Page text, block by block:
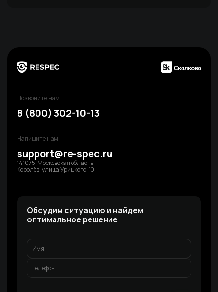
Обсудим ситуацию и найдем
оптимальное решение
Позвоните нам
8 (800) 302-10-13
Напишите нам
support@re-spec.ru
141075, Московская область,
Королёв, улица Урицкого, 10